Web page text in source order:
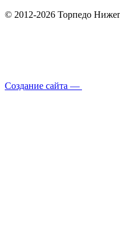
© 2012-2026 Торпедо
Создание сайта —